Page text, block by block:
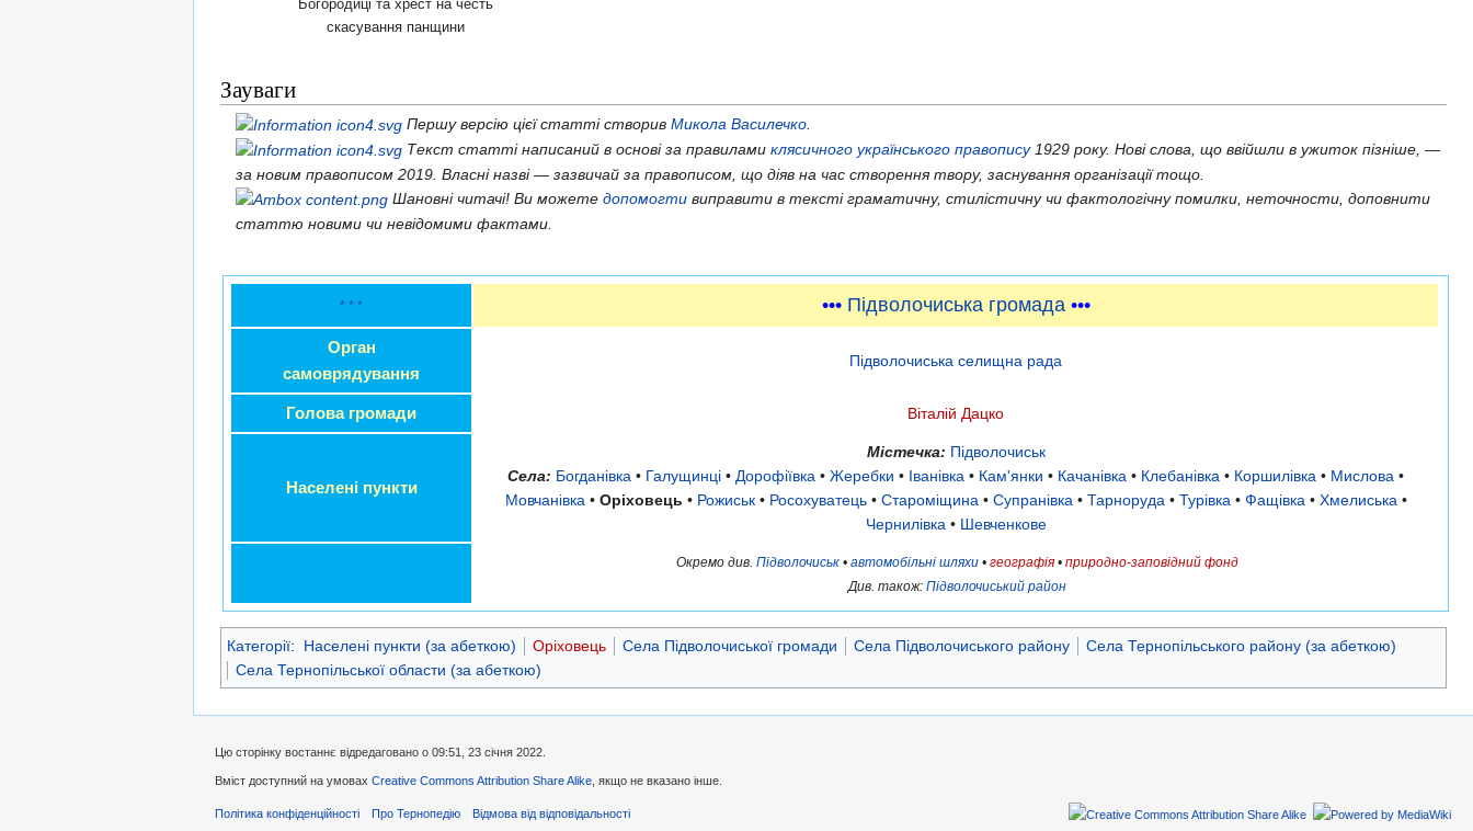
Богородиці та хрест на честь
скасування панщини
Зауваги
Першу версію цієї статті створив Микола Василечко
Текст статті написаний в основі за правилами клясичного українського правопису1929 року. Нові слова, що ввійшли в ужиток пізніше, —
за новим правописом 2019. Власні назві — зазвичай за правописом, що діяв на час створення твору, заснування організації тощо.
Шановні читачі! Ви можете допомогти виправити в тексті граматичну, стилістичну чи фактологічну помилки, неточности, доповнити
статтю новими чи невідомими фактами.
* * * ••• Підволочиська громада•••
Орган
самоврядування
Підволочиська селищна рада
Голова громади Віталій Дацко
Населені пункти
Містечка: Підволочиськ
Села: Богданівка • Галущинці • Дорофіївка • Жеребки • Іванівка • Кам'янки • Качанівка • Клебанівка • Коршилівка • Мислова •
Мовчанівка• Оріховець • Рожиськ• Росохуватець• Староміщина• Супранівка• Тарноруда• Турівка• Фащівка• Хмелиська•
Чернилівка• Шевченкове
Окремо див. Підволочиськ• автомобільні шляхи• географія• природно-заповідний фонд
Див. також: Підволочиський район
Категорії: Населені пункти (за абеткою) Оріховець Села Підволочиської громади Села Підволочиського району
Села Тернопільського району (за абеткою)
Села Тернопільської области (за абеткою)
Цю сторінку востаннє відредаговано о 09:51, 23 січня 2022.
Вміст доступний на умовах Creative Commons Attribution Share Alike , якщо не вказано інше.
Політика конфіденційності Про Тернопедію Відмова від відповідальності